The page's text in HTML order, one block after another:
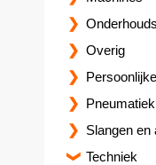
Overig
Pneumatiek
Slangen en
Techniek